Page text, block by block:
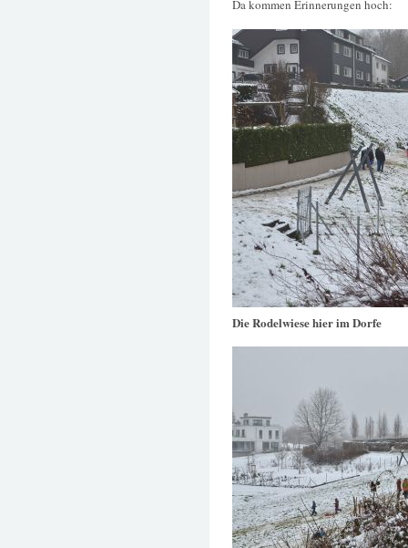
Da kommen Erinnerungen hoch:
Die Rodelwiese hier im Dorfe